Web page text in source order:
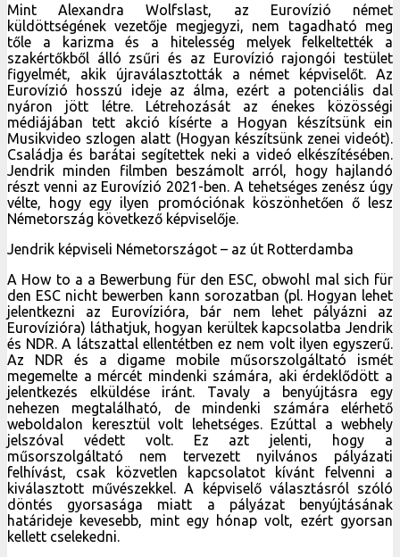
Mint Alexandra Wolfslast, az Eurovízió német
küldöttségének vezetője megjegyzi, nem tagadható meg
tőle a karizma és a hitelesség melyek felkeltették a
szakértőkből álló zsűri és az Eurovízió rajongói testület
figyelmét, akik újraválasztották a német képviselőt. Az
Eurovízió hosszú ideje az álma, ezért a potenciális dal
nyáron jött létre. Létrehozását az énekes közösségi
médiájában tett akció kísérte a Hogyan készítsünk ein
Musikvideo szlogen alatt (Hogyan készítsünk zenei videót).
Családja és barátai segítettek neki a videó elkészítésében.
Jendrik minden filmben beszámolt arról, hogy hajlandó
részt venni az Eurovízió 2021-ben. A tehetséges zenész úgy
vélte, hogy egy ilyen promóciónak köszönhetően ő lesz
Németország következő képviselője.
Jendrik képviseli Németországot – az út Rotterdamba
A How to a a Bewerbung für den ESC, obwohl mal sich für
den ESC nicht bewerben kann sorozatban (pl. Hogyan lehet
jelentkezni az Eurovízióra, bár nem lehet pályázni az
Eurovízióra) láthatjuk, hogyan kerültek kapcsolatba Jendrik
és NDR. A látszattal ellentétben ez nem volt ilyen egyszerű.
Az NDR és a digame mobile műsorszolgáltató ismét
megemelte a mércét mindenki számára, aki érdeklődött a
jelentkezés elküldése iránt. Tavaly a benyújtásra egy
nehezen megtalálható, de mindenki számára elérhető
weboldalon keresztül volt lehetséges. Ezúttal a webhely
jelszóval védett volt. Ez azt jelenti, hogy a
műsorszolgáltató nem tervezett nyilvános pályázati
felhívást, csak közvetlen kapcsolatot kívánt felvenni a
kiválasztott művészekkel. A képviselő választásról szóló
döntés gyorsasága miatt a pályázat benyújtásának
határideje kevesebb, mint egy hónap volt, ezért gyorsan
kellett cselekedni.